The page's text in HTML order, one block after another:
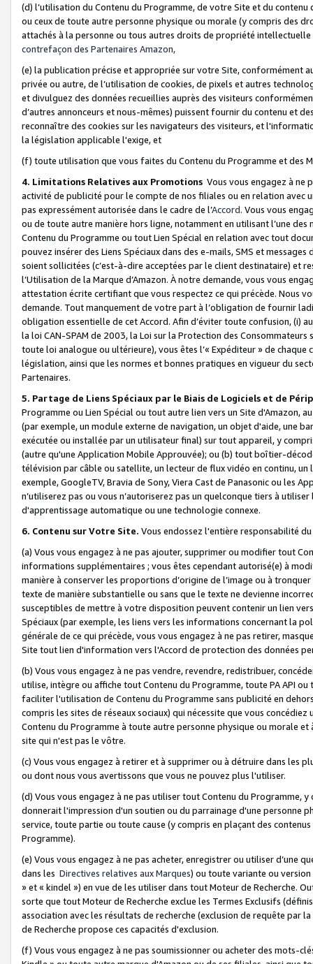
(d) l’utilisation du Contenu du Programme, de votre Site et du
ou ceux de toute autre personne physique ou morale (y compris des
attachés à la personne ou tous autres droits de propriété
contrefaçon des Partenaires Amazon,
(e) la publication précise et appropriée sur votre Site, conformément
privée ou autre, de l’utilisation de cookies, de pixels et autres
et divulguez des données recueillies auprès des visiteurs
d’autres annonceurs et nous-mêmes) puissent fournir du contenu et
reconnaître des cookies sur les navigateurs des visiteurs, et
la législation applicable l'exige, et
(f) toute utilisation que vous faites du Contenu du Programme et des
4. Limitations Relatives aux Promotions Vous vous engagez à ne
activité de publicité pour le compte de nos filiales ou en relation avec
pas expressément autorisée dans le cadre de l’Accord. Vous vous
ou de toute autre manière hors ligne, notamment en utilisant l’une
Contenu du Programme ou tout Lien Spécial en relation avec tout
pouvez insérer des Liens Spéciaux dans des e-mails, SMS et
soient sollicitées (c’est-à-dire acceptées par le client destinataire) et
l’Utilisation de la Marque d’Amazon. À notre demande, vous vous
attestation écrite certifiant que vous respectez ce qui précède. Nous
demande. Tout manquement de votre part à l’obligation de fournir
obligation essentielle de cet Accord. Afin d’éviter toute confusion, (i)
la loi CAN-SPAM de 2003, la Loi sur la Protection des
toute loi analogue ou ultérieure), vous êtes l’« Expéditeur » de
législation, ainsi que les normes et bonnes pratiques en vigueur du
Partenaires.
5. Partage de Liens Spéciaux par le Biais de Logiciels et de
Programme ou Lien Spécial ou tout autre lien vers un Site d'Amazon,
(par exemple, un module externe de navigation, un objet d'aide, une
exécutée ou installée par un utilisateur final) sur tout appareil, y
(autre qu'une Application Mobile Approuvée); ou (b) tout boîtier-
télévision par câble ou satellite, un lecteur de flux vidéo en continu,
exemple, GoogleTV, Bravia de Sony, Viera Cast de Panasonic ou les
n’utiliserez pas ou vous n’autoriserez pas un quelconque tiers à
d'apprentissage automatique ou une technologie connexe.
6. Contenu sur Votre Site. Vous endossez l'entière responsabilité
(a) Vous vous engagez à ne pas ajouter, supprimer ou modifier tout
informations supplémentaires ; vous êtes cependant autorisé(e) à
manière à conserver les proportions d’origine de l’image ou à
texte de manière substantielle ou sans que le texte ne devienne
susceptibles de mettre à votre disposition peuvent contenir un lien
Spéciaux (par exemple, les liens vers les informations concernant la
générale de ce qui précède, vous vous engagez à ne pas retirer,
Site tout lien d'information vers l'Accord de protection des données
(b) Vous vous engagez à ne pas vendre, revendre, redistribuer,
utilise, intègre ou affiche tout Contenu du Programme, toute PA API
faciliter l'utilisation de Contenu du Programme sans publicité en
compris les sites de réseaux sociaux) qui nécessite que vous
Contenu du Programme à toute autre personne physique ou morale
site qui n'est pas le vôtre.
(c) Vous vous engagez à retirer et à supprimer ou à détruire dans les
ou dont nous vous avertissons que vous ne pouvez plus l'utiliser.
(d) Vous vous engagez à ne pas utiliser tout Contenu du Programme,
donnerait l'impression d'un soutien ou du parrainage d'une personne
service, toute partie ou toute cause (y compris en plaçant des
Programme).
(e) Vous vous engagez à ne pas acheter, enregistrer ou utiliser d’une
dans les Directives relatives aux Marques) ou toute variante ou
» et « kindel ») en vue de les utiliser dans tout Moteur de Recherche.
sorte que tout Moteur de Recherche exclue les Termes Exclusifs
association avec les résultats de recherche (exclusion de requête
de Recherche propose ces capacités d'exclusion.
(f) Vous vous engagez à ne pas soumissionner ou acheter des mots-